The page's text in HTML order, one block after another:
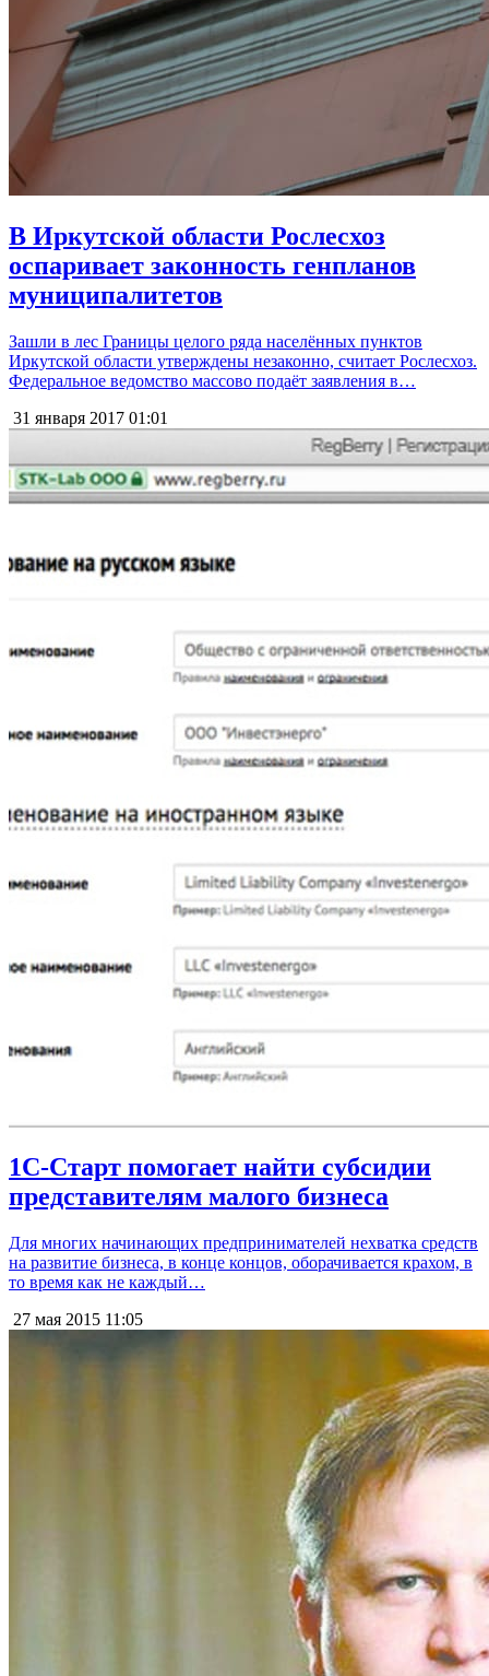
В Иркутской области Рослесхоз
оспаривает законность генпланов
муниципалитетов
Зашли в лес Границы целого ряда населённых пунктов
Иркутской области утверждены незаконно, считает Рослесхоз.
Федеральное ведомство массово подаёт заявления в…
31 января 2017 01:01
1С-Старт помогает найти субсидии
представителям малого бизнеса
Для многих начинающих предпринимателей нехватка средств
на развитие бизнеса, в конце концов, оборачивается крахом, в
то время как не каждый…
27 мая 2015 11:05